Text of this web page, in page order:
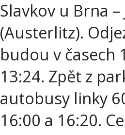
Slavkov u Brna
(Austerlitz).
budou v časech
13:24. Zpět z
autobusy linky
16:00 a 16:20.